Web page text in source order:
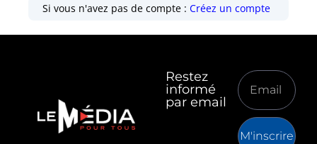
Si vous n'avez pas de compte :Créez un compte
Restez
informé
par email
M'inscrire